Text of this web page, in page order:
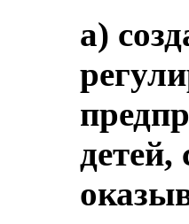
а)
детей,